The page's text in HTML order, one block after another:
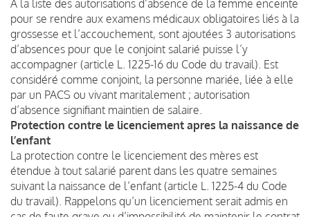
À la liste des autorisations d’absence de la femme enceinte
pour se rendre aux examens médicaux obligatoires liés à la
grossesse et l’accouchement, sont ajoutées 3 autorisations
d’absences pour que le conjoint salarié puisse l’y
accompagner (article L. 1225-16 du Code du travail). Est
considéré comme conjoint, la personne mariée, liée à elle
par un PACS ou vivant maritalement ; autorisation
d’absence signifiant maintien de salaire.
Protection contre le licenciement apres la naissance de
l’enfant
La protection contre le licenciement des mères est
étendue à tout salarié parent dans les quatre semaines
suivant la naissance de l’enfant (article L. 1225-4 du Code
du travail). Rappelons qu’un licenciement serait admis en